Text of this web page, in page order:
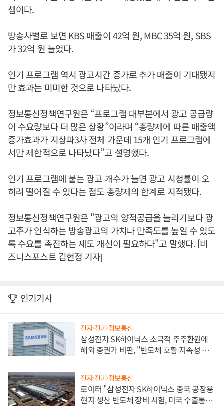
셈이다.
방송사별로 보면 KBS 매출이 42억 원, MBC 35억 원, SBS
가 32억 원 늘었다.
인기 프로그램 역시 광고시간 증가로 추가 매출이 기대됐지
만 효과는 미미한 것으로 나타났다.
정보통신정책연구원은 “프로그램 대부분에서 광고 공급량
이 수요량보다 더 많은 상황”이라며 “총량제에 따른 매출액
증가효과가 지상파3사 전체 가운데 15개 인기 프로그램에
서만 제한적으로 나타났다”고 설명했다.
인기 프로그램에 붙는 광고 개수가 늘면 광고 시청률이 오
히려 떨어질 수 있다는 점도 총량제의 한계로 지적됐다.
정보통신정책연구원은 "광고의 양적공급을 늘리기보다 광
고주가 인식하는 방송광고의 가치나 만족도를 높일 수 있도
록 수요를 촉진하는 제도 개선이 필요하다"고 말했다. [비
즈니스포스트 김현정 기자]
인기기사
전자·전기·정보통신
삼성전자 SK하이닉스 소극적 주주환원에
해외 증권가 비판, "반도체 호황 지속성 의
전자·전기·정보통신
로이터 "삼성전자 SK하이닉스 중국 공장용
현지 생산 반도체 장비 시험, 미국 수출통제